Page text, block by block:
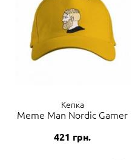
Кепка
Meme Man Nordic Gamer
421 грн.